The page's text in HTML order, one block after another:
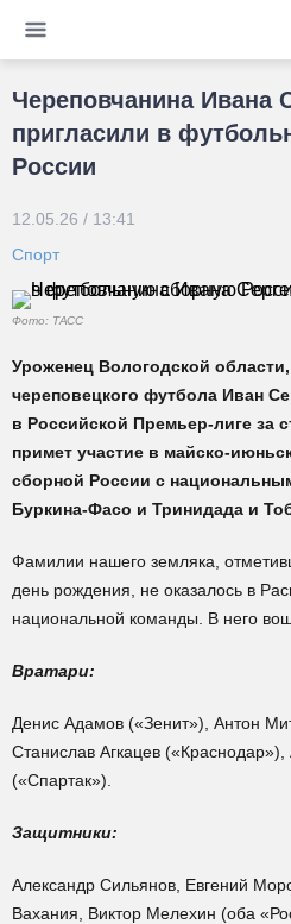
Череповчанина Ивана
пригласили в
России
12.05.26 / 13:41
Спорт
Фото: ТАСС
Уроженец Вологодской
череповецкого футбола Иван
в Российской Премьер-лиге за
примет участие в майско-
сборной России с
Буркина-Фасо и Тринидада и
Фамилии нашего земляка,
день рождения, не оказалось в
национальной команды. В него
Вратари:
Денис Адамов («Зенит»), Антон
Станислав Агкацев
(«Спартак»).
Защитники:
Александр Сильянов, Евгений
Вахания, Виктор Мелехин (оба